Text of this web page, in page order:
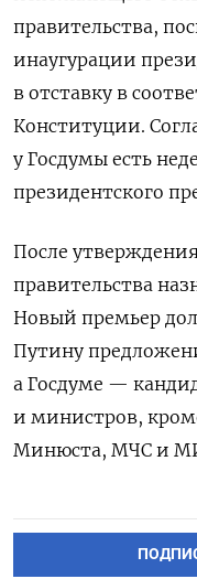
правительства,
инаугурации
в отставку в
Конституции.
у Госдумы есть
президентского
После
правительства
Новый премьер
Путину
а Госдуме —
и министров,
Минюста, МЧС и